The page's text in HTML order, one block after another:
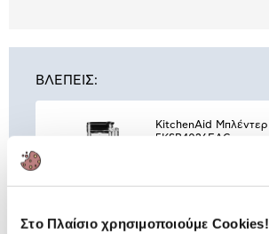
Στο Πλαίσιο χρησιμοποιούμε Cookies!
ΒΛΕΠΕΙΣ:
KitchenAid Μπλέντερ
5KSB4026EAC